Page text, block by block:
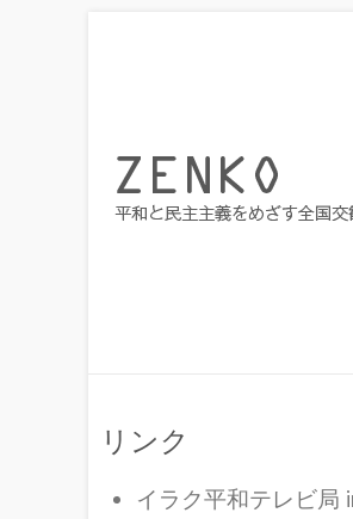
リンク
イラク平和テレビ局